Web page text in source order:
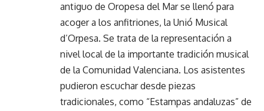
antiguo de Oropesa del Mar se llenó para
acoger a los anfitriones, la Unió Musical
d’Orpesa. Se trata de la representación a
nivel local de la importante tradición musical
de la Comunidad Valenciana. Los asistentes
pudieron escuchar desde piezas
tradicionales, como “Estampas andaluzas” de